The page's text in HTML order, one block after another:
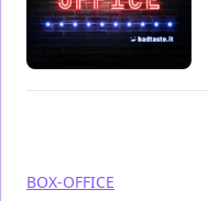
BOX-OFFICE